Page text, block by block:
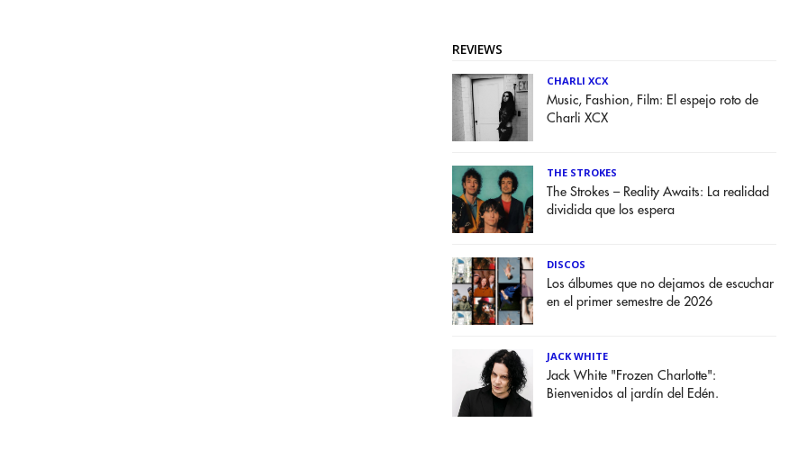
REVIEWS
CHARLI XCX
Music, Fashion, Film: El espejo roto de
Charli XCX
THE STROKES
The Strokes – Reality Awaits: La realidad
dividida que los espera
DISCOS
Los álbumes que no dejamos de escuchar
en el primer semestre de 2026
JACK WHITE
Jack White "Frozen Charlotte":
Bienvenidos al jardín del Edén.